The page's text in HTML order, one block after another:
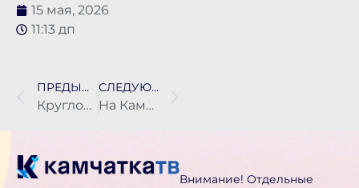
15 мая, 2026
11:13 дп
ПРЕДЫДУЩАЯ НОВОСТЬ
Круглогодичный детский лагерь построят на Камчатке
СЛЕДУЮЩАЯ НОВОСТЬ
На Камчатке на одном из участков дорог закрыли проезд для большегрузной техники
Внимание! Отдельные